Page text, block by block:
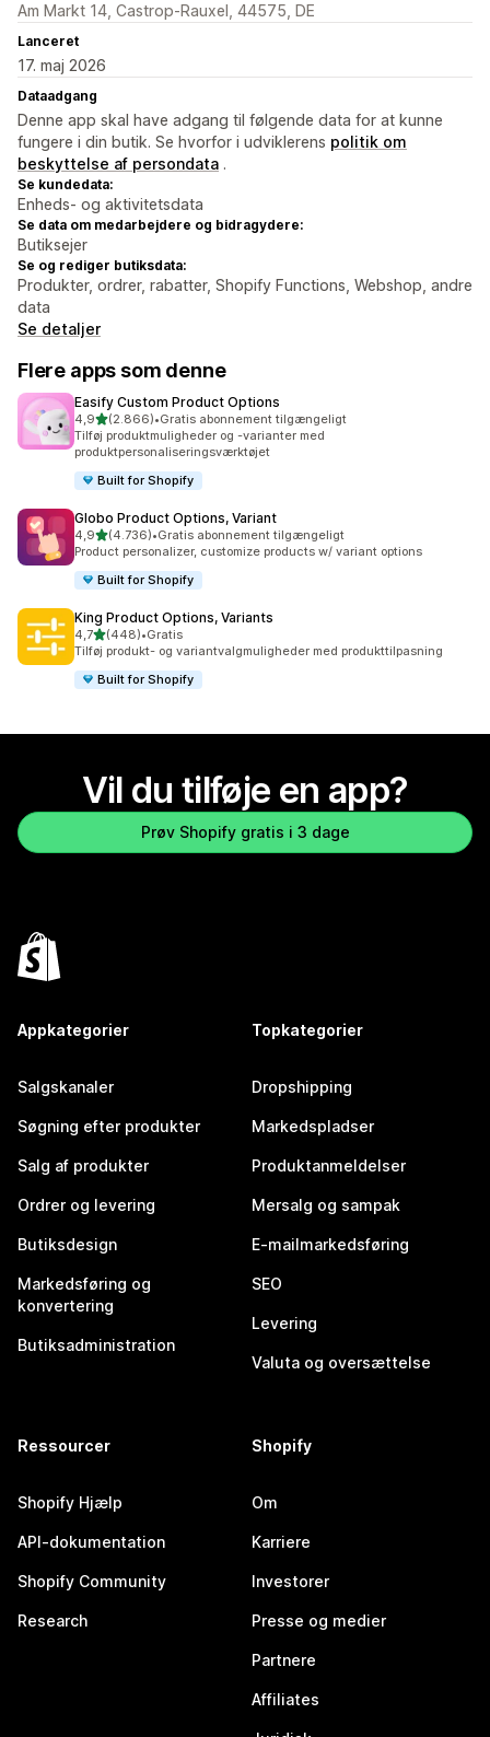
Am Markt 14, Castrop-Rauxel, 44575, DE
Lanceret
17. maj 2026
Dataadgang
Denne app skal have adgang til følgende data for at kunne
fungere i din butik. Se hvorfor i udviklerens politik om
beskyttelse af persondata .
Se kundedata:
Enheds- og aktivitetsdata
Se data om medarbejdere og bidragydere:
Butiksejer
Se og rediger butiksdata:
Produkter, ordrer, rabatter, Shopify Functions, Webshop, andre
data
Se detaljer
Flere apps som denne
Easify Custom Product Options
4,9ud af 5 stjerner
(2.866)
2866 anmeldelser i alt
•Gratis abonnement tilgængeligt
Tilføj produktmuligheder og -varianter med
produktpersonaliseringsværktøjet
Built for Shopify
Globo Product Options, Variant
4,9ud af 5 stjerner
(4.736)
4736 anmeldelser i alt
•Gratis abonnement tilgængeligt
Product personalizer, customize products w/ variant options
Built for Shopify
King Product Options, Variants
4,7ud af 5 stjerner
(448)
448 anmeldelser i alt
•Gratis
Tilføj produkt- og variantvalgmuligheder med produkttilpasning
Built for Shopify
Vil du tilføje en app?
Prøv Shopify gratis i 3 dage
Appkategorier
Salgskanaler
Søgning efter produkter
Salg af produkter
Ordrer og levering
Butiksdesign
Markedsføring og
konvertering
Butiksadministration
Topkategorier
Dropshipping
Markedspladser
Produktanmeldelser
Mersalg og sampak
E-mailmarkedsføring
SEO
Levering
Valuta og oversættelse
Ressourcer
Shopify Hjælp
API-dokumentation
Shopify Community
Research
Shopify
Om
Karriere
Investorer
Presse og medier
Partnere
Affiliates